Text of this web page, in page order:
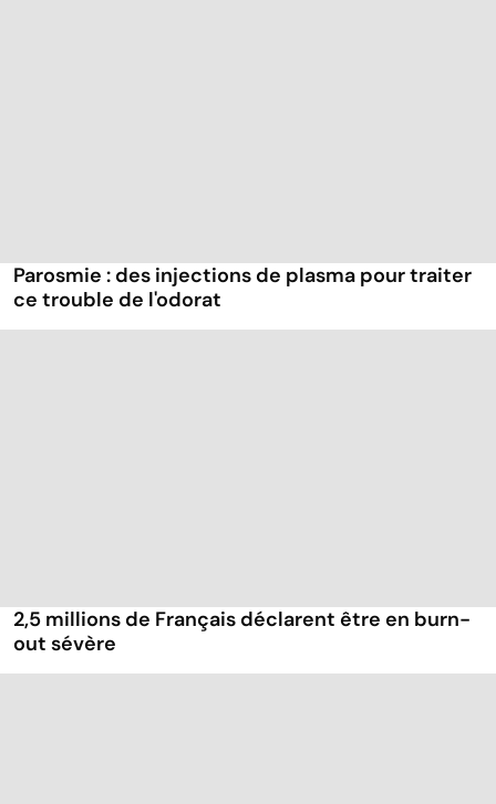
Parosmie : des injections de plasma pour traiter
ce trouble de l'odorat
2,5 millions de Français déclarent être en burn-
out sévère